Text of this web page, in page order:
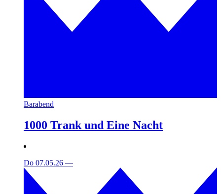
Barabend
1000 Trank und Eine Nacht
Do 07.05.26 —